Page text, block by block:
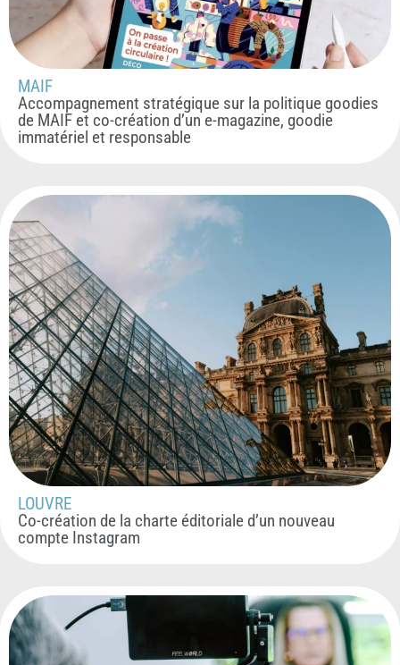
MAIF
Accompagnement stratégique sur la politique goodies
de MAIF et co-création d’un e-magazine, goodie
immatériel et responsable
LOUVRE
Co-création de la charte éditoriale d’un nouveau
compte Instagram